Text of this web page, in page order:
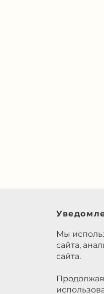
Мы
сайта,
сайта.